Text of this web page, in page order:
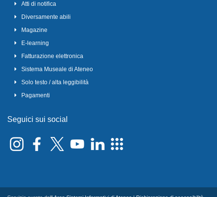
Atti di notifica
Diversamente abili
Magazine
E-learning
Fatturazione elettronica
Sistema Museale di Ateneo
Solo testo / alta leggibilità
Pagamenti
Seguici sui social